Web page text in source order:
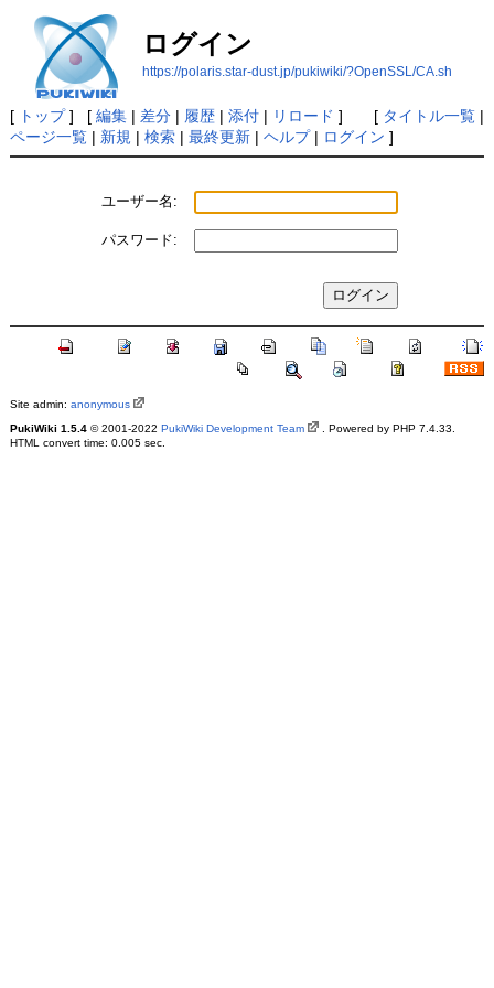
ログイン
https://polaris.star-dust.jp/pukiwiki/?OpenSSL/CA.sh
[ トップ] [ 編集| 差分| 履歴| 添付| リロード ] [ タイトル一覧|
ページ一覧| 新規 | 検索| 最終更新| ヘルプ| ログイン ]
ユーザー名:
パスワード:
Site admin: anonymous
PukiWiki 1.5.4© 2001-2022 PukiWiki Development Team
. Powered by PHP 7.4.33.
HTML convert time: 0.005 sec.